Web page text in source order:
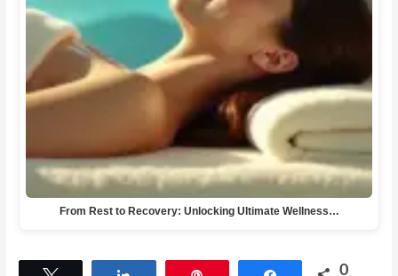
From Rest to Recovery: Unlocking Ultimate Wellness…
0